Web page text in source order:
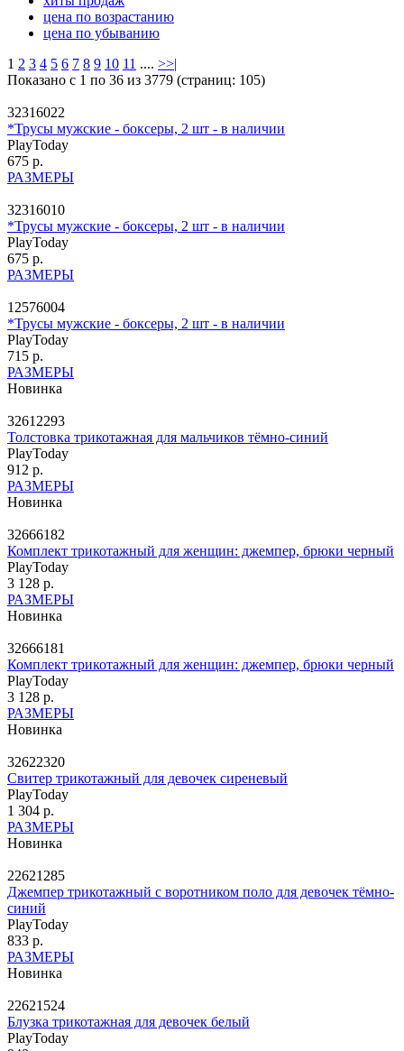
цена по возрастанию
цена по убыванию
1 2 3 4 5 6 7 8 9 10 11 .... >>|
Показано с 1 по 36 из 3779 (страниц: 105)
32316022
*Трусы мужские - боксеры, 2 шт - в наличии
PlayToday
675 р.
РАЗМЕРЫ
32316010
*Трусы мужские - боксеры, 2 шт - в наличии
PlayToday
675 р.
РАЗМЕРЫ
12576004
*Трусы мужские - боксеры, 2 шт - в наличии
PlayToday
715 р.
РАЗМЕРЫ
Новинка
32612293
Толстовка трикотажная для мальчиков тёмно-синий
PlayToday
912 р.
РАЗМЕРЫ
Новинка
32666182
Комплект трикотажный для женщин: джемпер, брюки черный
PlayToday
3 128 р.
РАЗМЕРЫ
Новинка
32666181
Комплект трикотажный для женщин: джемпер, брюки черный
PlayToday
3 128 р.
РАЗМЕРЫ
Новинка
32622320
Свитер трикотажный для девочек сиреневый
PlayToday
1 304 р.
РАЗМЕРЫ
Новинка
22621285
Джемпер трикотажный с воротником поло для девочек тёмно-
синий
PlayToday
833 р.
РАЗМЕРЫ
Новинка
22621524
Блузка трикотажная для девочек белый
PlayToday